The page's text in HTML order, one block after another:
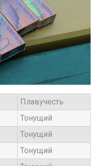
Плавучесть
Тонущий
Тонущий
Тонущий